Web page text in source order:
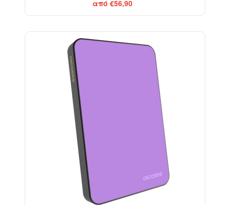
από €56,90